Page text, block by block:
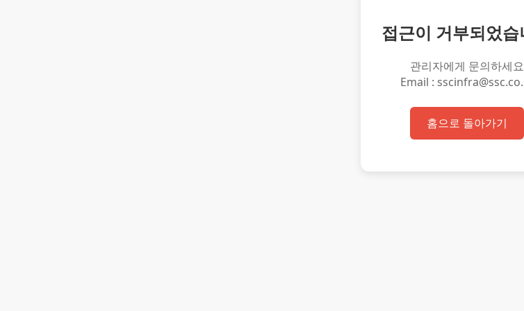
접근이 거부되었
관리자에게 문의하세요
Email :
홈으로 돌아가기